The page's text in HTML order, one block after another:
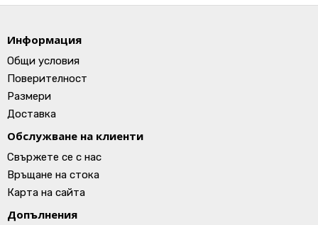
Информация
Общи условия
Поверителност
Размери
Доставка
Обслужване на клиенти
Свържете се с нас
Връщане на стока
Карта на сайта
Допълнения